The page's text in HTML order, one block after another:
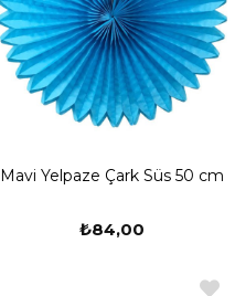
Mavi Yelpaze Çark Süs 50 cm
₺84,00